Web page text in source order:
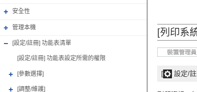
安全性
管理本機
[設定/註冊] 功能表清單
[設定/註冊] 功能表設定所需的權限
[參數選擇]
[調整/維護]
[列印系
[ 設定/